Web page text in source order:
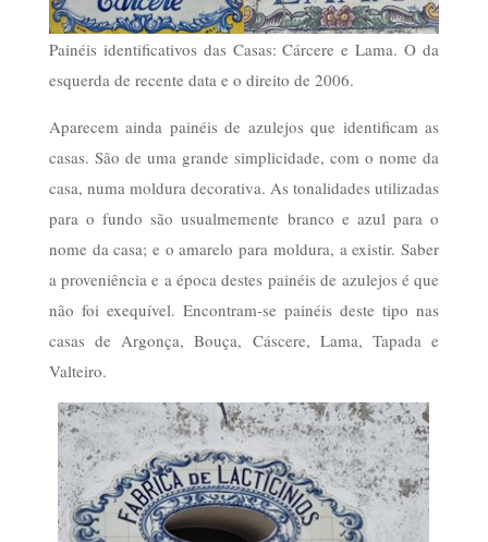
Painéis identificativos das Casas: Cárcere e Lama. O da
esquerda de recente data e o direito de 2006.
Aparecem ainda painéis de azulejos que identificam as
casas. São de uma grande simplicidade, com o nome da
casa, numa moldura decorativa. As tonalidades utilizadas
para o fundo são usualmemente branco e azul para o
nome da casa; e o amarelo para moldura, a existir. Saber
a proveniência e a época destes painéis de azulejos é que
não foi exequível. Encontram-se painéis deste tipo nas
casas de Argonça, Bouça, Cáscere, Lama, Tapada e
Valteiro.